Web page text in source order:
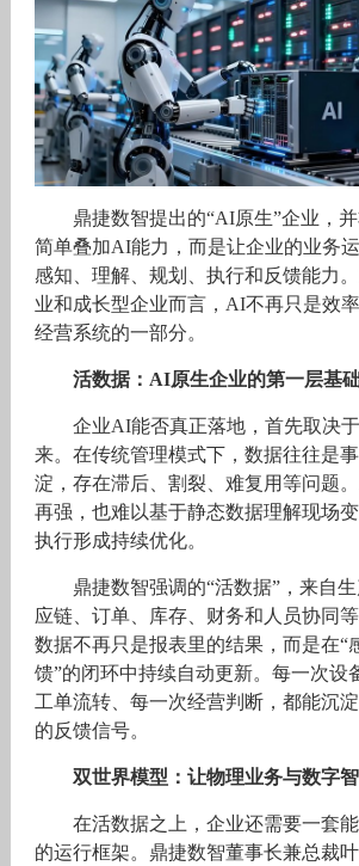
鼎捷数智提出的“AI原生”企业，
简单叠加AI能力，而是让企业的业务
感知、理解、规划、执行和反馈能力
业和成长型企业而言，AI不再只是效
经营系统的一部分。
活数据：AI原生企业的第一层基
企业AI能否真正落地，首先取决
来。在传统管理模式下，数据往往是
淀，存在滞后、割裂、难复用等问题
再强，也难以基于静态数据理解现场
执行形成持续优化。
鼎捷数智强调的“活数据”，来自
应链、订单、库存、财务和人员协同等
数据不再只是报表里的结果，而是在“
馈”的闭环中持续自动更新。每一次设
工单流转、每一次经营判断，都能沉
的反馈信号。
双世界模型：让物理业务与数字
在活数据之上，企业还需要一套
的运行框架。鼎捷数智董事长兼总裁